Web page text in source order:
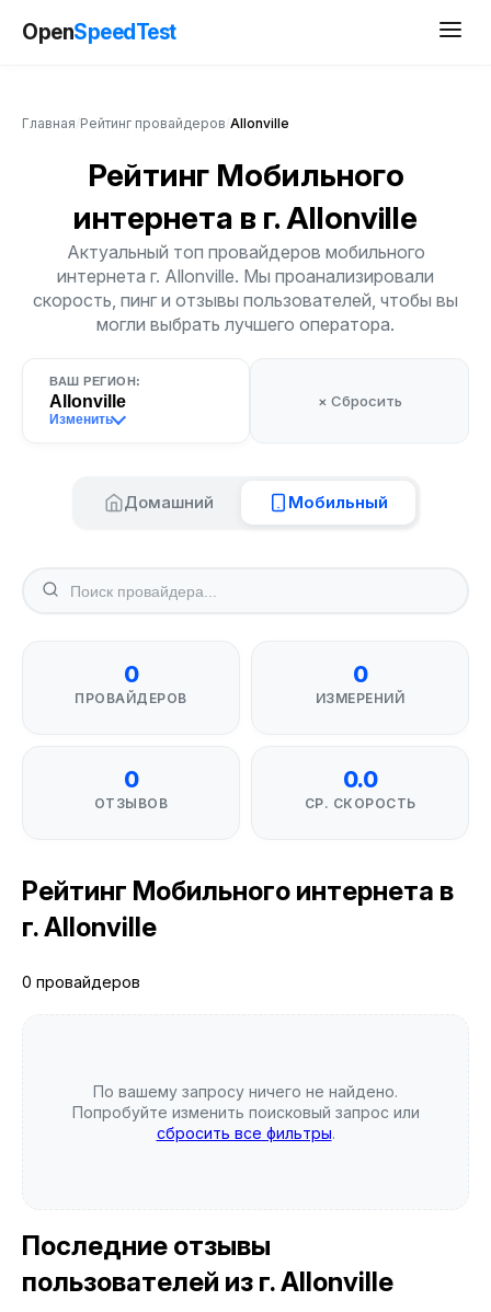
OpenSpeedTest
Главная Рейтинг провайдеров Allonville
Рейтинг Мобильного
интернета в г. Allonville
Актуальный топ провайдеров мобильного
интернета г. Allonville. Мы проанализировали
скорость, пинг и отзывы пользователей, чтобы вы
могли выбрать лучшего оператора.
ВАШ РЕГИОН:
Allonville
Изменить
× Сбросить
Домашний Мобильный
0
ПРОВАЙДЕРОВ
0
ИЗМЕРЕНИЙ
0
ОТЗЫВОВ
0.0
СР. СКОРОСТЬ
Рейтинг Мобильного интернета в
г. Allonville
0 провайдеров
По вашему запросу ничего не найдено.
Попробуйте изменить поисковый запрос или
сбросить все фильтры.
Последние отзывы
пользователей из г. Allonville